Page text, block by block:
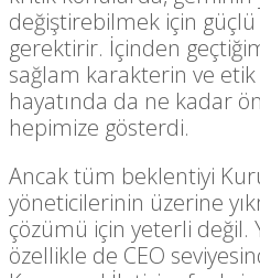
değiştirebilmek için
gerektirir. İçinden
sağlam karakterin ve etik
hayatında da ne kadar
hepimize gösterdi.
Ancak tüm beklentiyi
yöneticilerinin üzerine
çözümü için yeterli
özellikle de CEO